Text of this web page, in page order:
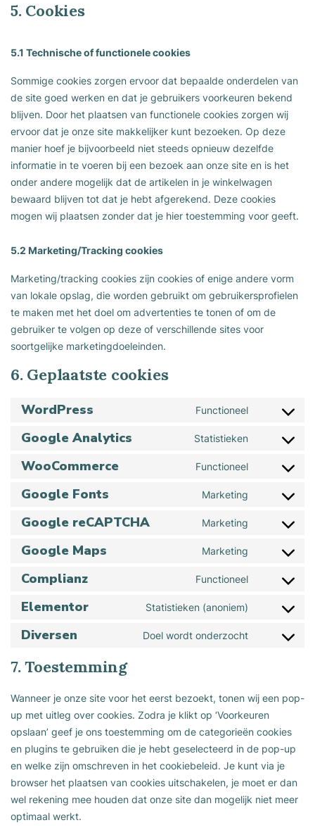
5. Cookies
5.1 Technische of functionele cookies
Sommige cookies zorgen ervoor dat bepaalde onderdelen van
de site goed werken en dat je gebruikers voorkeuren bekend
blijven. Door het plaatsen van functionele cookies zorgen wij
ervoor dat je onze site makkelijker kunt bezoeken. Op deze
manier hoef je bijvoorbeeld niet steeds opnieuw dezelfde
informatie in te voeren bij een bezoek aan onze site en is het
onder andere mogelijk dat de artikelen in je winkelwagen
bewaard blijven tot dat je hebt afgerekend. Deze cookies
mogen wij plaatsen zonder dat je hier toestemming voor geeft.
5.2 Marketing/Tracking cookies
Marketing/tracking cookies zijn cookies of enige andere vorm
van lokale opslag, die worden gebruikt om gebruikersprofielen
te maken met het doel om advertenties te tonen of om de
gebruiker te volgen op deze of verschillende sites voor
soortgelijke marketingdoeleinden.
6. Geplaatste cookies
WordPress Functioneel
Consent
wordpress
Google Analytics Statistieken
Consent
google-
analytics
WooCommerce Functioneel
Consent
Google Fonts Marketing
Consent
google-
Google reCAPTCHA Marketing
Consent
google-
recaptcha
Google Maps Marketing
Consent
google-
maps
Complianz Functioneel
Consent
complianz
Elementor Statistieken (anoniem)
Consent
Diversen Doel wordt onderzocht
Consent
diversen
7. Toestemming
Wanneer je onze site voor het eerst bezoekt, tonen wij een pop-
up met uitleg over cookies. Zodra je klikt op ‘Voorkeuren
opslaan’ geef je ons toestemming om de categorieën cookies
en plugins te gebruiken die je hebt geselecteerd in de pop-up
en welke zijn omschreven in het cookiebeleid. Je kunt via je
browser het plaatsen van cookies uitschakelen, je moet er dan
wel rekening mee houden dat onze site dan mogelijk niet meer
optimaal werkt.